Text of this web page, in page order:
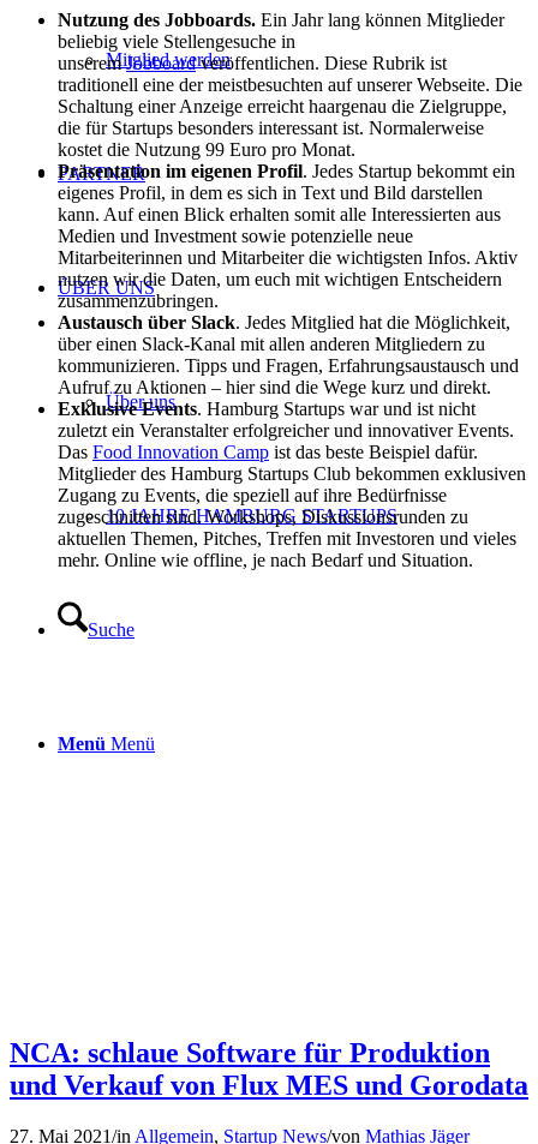
Mitglied werden
PARTNER
ÜBER UNS
Über uns
10 JAHRE HAMBURG STARTUPS
Suche
Menü Menü
Nutzung des Jobboards. Ein Jahr lang können Mitglieder
beliebig viele Stellengesuche in
unseremJobboardveröffentlichen. Diese Rubrik ist
traditionell eine der meistbesuchten auf unserer Webseite. Die
Schaltung einer Anzeige erreicht haargenau die Zielgruppe,
die für Startups besonders interessant ist. Normalerweise
kostet die Nutzung 99 Euro pro Monat.
Präsentation im eigenen Profil. Jedes Startup bekommt ein
eigenes Profil, in dem es sich in Text und Bild darstellen
kann. Auf einen Blick erhalten somit alle Interessierten aus
Medien und Investment sowie potenzielle neue
Mitarbeiterinnen und Mitarbeiter die wichtigsten Infos. Aktiv
nutzen wir die Daten, um euch mit wichtigen Entscheidern
zusammenzubringen.
Austausch über Slack. Jedes Mitglied hat die Möglichkeit,
über einen Slack-Kanal mit allen anderen Mitgliedern zu
kommunizieren. Tipps und Fragen, Erfahrungsaustausch und
Aufruf zu Aktionen – hier sind die Wege kurz und direkt.
Exklusive Events. Hamburg Startups war und ist nicht
zuletzt ein Veranstalter erfolgreicher und innovativer Events.
Das Food Innovation Camp ist das beste Beispiel dafür.
Mitglieder des Hamburg Startups Club bekommen exklusiven
Zugang zu Events, die speziell auf ihre Bedürfnisse
zugeschnitten sind. Workshops, Diskussionsrunden zu
aktuellen Themen, Pitches, Treffen mit Investoren und vieles
mehr. Online wie offline, je nach Bedarf und Situation.
NCA: schlaue Software für Produktion
und Verkauf von Flux MES und Gorodata
27. Mai 2021/in Allgemein, Startup News/von Mathias Jäger